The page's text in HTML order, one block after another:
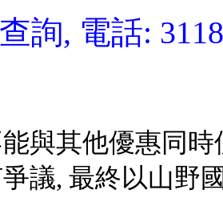
詢, 電話:
與其他優惠同時
議, 最終以山野